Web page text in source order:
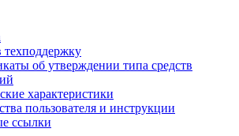
техподдержку
об утверждении типа средств
характеристики
пользователя и инструкции
ссылки